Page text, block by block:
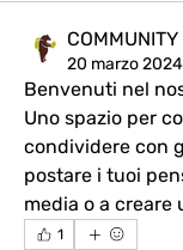
20 marzo 2024
Benvenuti nel
Uno spazio per
condividere con
postare i tuoi
media o a creare
1